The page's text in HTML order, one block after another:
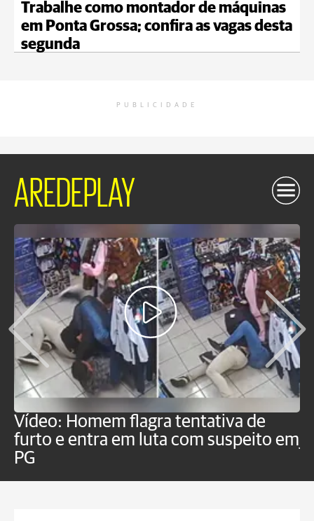
Trabalhe como montador de máquinas
em Ponta Grossa; confira as vagas desta
segunda
PUBLICIDADE
AREDEPLAY
Vídeo: Homem flagra tentativa de
furto e entra em luta com suspeito em
PG